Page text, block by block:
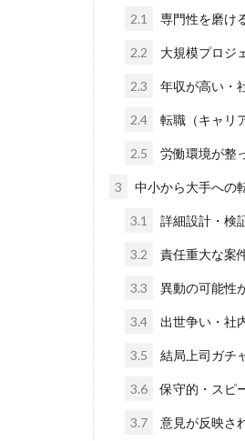
2.1 専門性を磨け
2.2 大規模プロジ
2.3 年収が高い・
2.4 転職（キャリ
2.5 労働環境が整
3 中小から大手への
3.1 詳細設計・検
3.2 責任重大な案
3.3 異動の可能性
3.4 出世争い・社
3.5 結局上司ガチ
3.6 保守的・スピ
3.7 意見が反映さ